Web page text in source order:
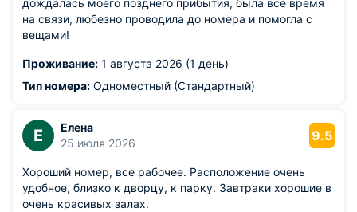
дождалась моего позднего прибытия, была все время
на связи, любезно проводила до номера и помогла с
вещами!
Проживание: 1 августа 2026 (1 день)
Тип номера: Одноместный (Стандартный)
Е
Елена
25 июля 2026
9.5
Хороший номер, все рабочее. Расположение очень
удобное, близко к дворцу, к парку. Завтраки хорошие в
очень красивых залах.